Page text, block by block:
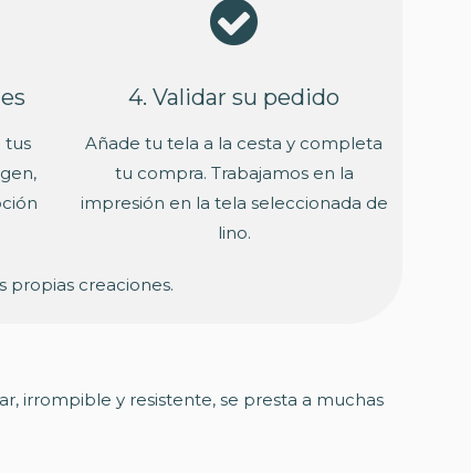
tus
4. Validar su pedido
Añade tu tela a la cesta y completa
tu compra. Trabajamos en la
impresión en la tela seleccionada de
lino.
propias creaciones.
irrompible y resistente, se presta a muchas